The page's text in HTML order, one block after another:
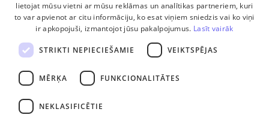
saņemšanu saskaņā ar Atveseļošanas un noturības
mehānisma plāna 2. komponenti “Digitālā transformācija”
(atbalsta pieteikuma Nr. DIGI/2024/1253). Projekta ietvaros
ieviesta klientu un darba procesu pārvaldības sistēma
Scoro, uzlabojot pārdošanas procesu, centralizējot klientu
datubāzi un darījumu plūsmu, kā arī nodrošinot pārskatāmu,
efektīvu pārdošanas nodaļas darbu un precīzāku rezultātu
lietojat mūsu vietni ar mūsu reklāmas un analītikas partneriem, kuri
to var apvienot ar citu informāciju, ko esat viņiem sniedzis vai ko viņi
ir apkopojuši, izmantojot jūsu pakalpojumus. Lasīt vairāk
STRIKTI NEPIECIEŠAMIE VEIKTSPĒJAS
MĒRĶA FUNKCIONALITĀTES
NEKLASIFICĒTIE